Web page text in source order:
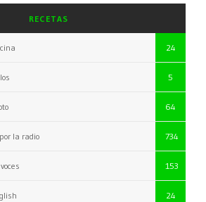
RECETAS
24
5
64
la radio 734
153
24